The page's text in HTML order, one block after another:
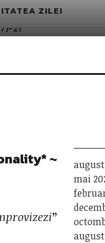
ZILEI
~
”
august
mai
august